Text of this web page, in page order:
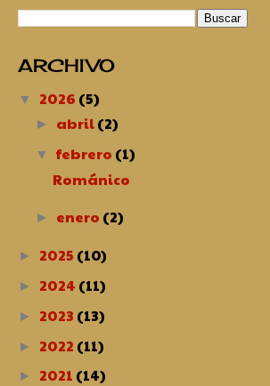
ARCHIVO
▼ 2026 (5)
► abril(2)
▼ febrero (1)
Románico
► enero (2)
► 2025 (10)
► 2024 (11)
► 2023 (13)
► 2022 (11)
► 2021 (14)